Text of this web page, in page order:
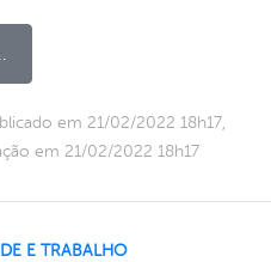
em 21/02/2022 18h17,
em 21/02/2022 18h17
E TRABALHO